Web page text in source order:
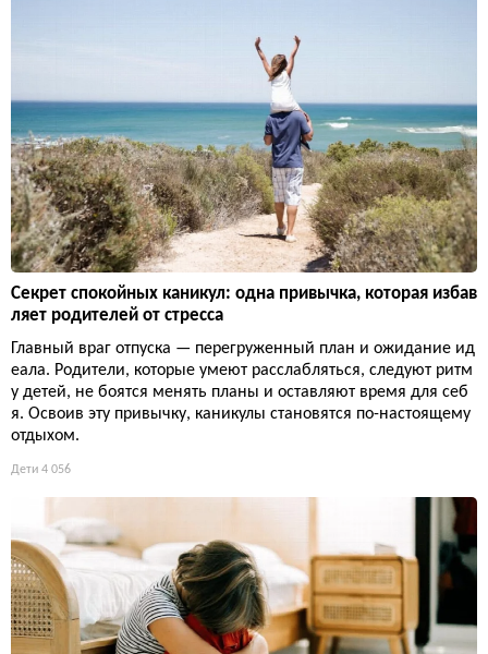
Секрет спокойных каникул: одна привычка, которая избав
ляет родителей от стресса
Главный враг отпуска — перегруженный план и ожидание ид
еала. Родители, которые умеют расслабляться, следуют ритм
у детей, не боятся менять планы и оставляют время для себ
я. Освоив эту привычку, каникулы становятся по-настоящему
отдыхом.
Дети 4 056